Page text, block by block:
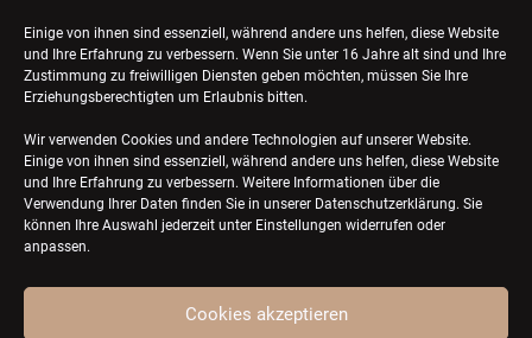
Einige von ihnen sind essenziell, während andere uns helfen, diese Website
und Ihre Erfahrung zu verbessern. Wenn Sie unter 16 Jahre alt sind und Ihre
Zustimmung zu freiwilligen Diensten geben möchten, müssen Sie Ihre
Erziehungsberechtigten um Erlaubnis bitten.
Wir verwenden Cookies und andere Technologien auf unserer Website.
Einige von ihnen sind essenziell, während andere uns helfen, diese Website
und Ihre Erfahrung zu verbessern. Weitere Informationen über die
Verwendung Ihrer Daten finden Sie in unserer Datenschutzerklärung. Sie
können Ihre Auswahl jederzeit unter Einstellungen widerrufen oder
anpassen.
Cookies akzeptieren
Bestellungen
Konto-Details